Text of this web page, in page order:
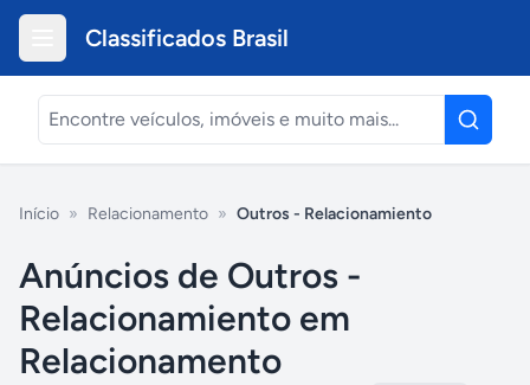
Classificados Brasil
Início » Relacionamento » Outros - Relacionamiento
Anúncios de Outros -
Relacionamiento em
Relacionamento